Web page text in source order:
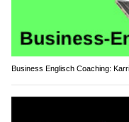
Business Englisch Coaching: